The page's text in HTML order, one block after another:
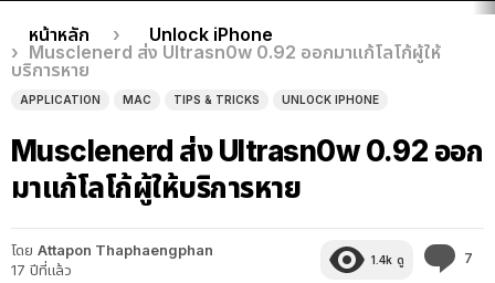
เรื่อง
ล่าสุด
คุณอยู่ที่นี่:
หน้าหลัก
Unlock iPhone
Musclenerd ส่ง Ultrasn0w 0.92 ออกมาแก้โลโก้ผู้ให้
บริการหาย
APPLICATION MAC TIPS & TRICKS UNLOCK IPHONE
Musclenerd ส่ง Ultrasn0w 0.92 ออก
มาแก้โลโก้ผู้ให้บริการหาย
โดย Attapon Thaphaengphan
17 ปีที่แล้ว
1.4k ดู 7